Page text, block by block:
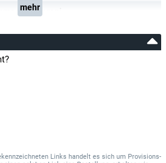
Zaffaroni
mehr
Links handelt es sich um Provisions-